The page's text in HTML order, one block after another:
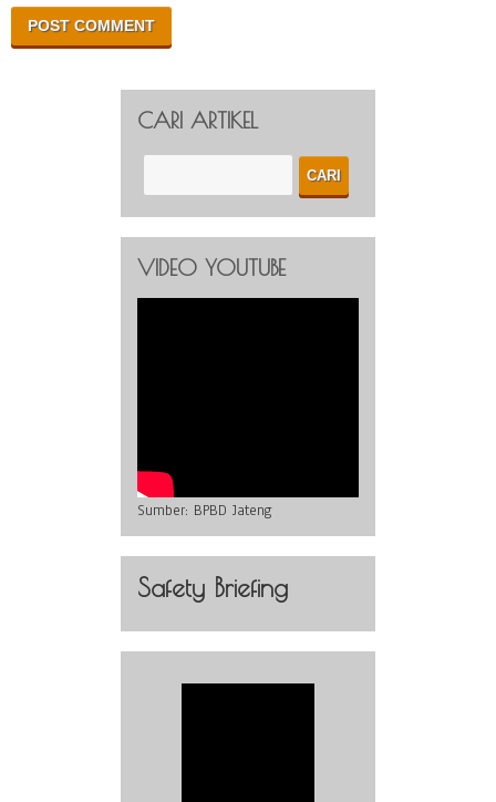
CARI ARTIKEL
VIDEO YOUTUBE
Sumber: BPBD Jateng
Safety Briefing